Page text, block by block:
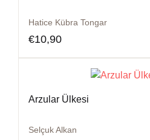
Hatice Kübra Tongar
€10,90
Arzular Ülkesi
Selçuk Alkan